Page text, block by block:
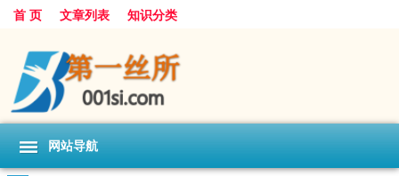
首 页 文章列表 知识分类
网站导航